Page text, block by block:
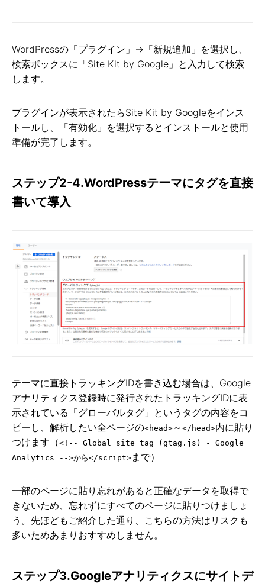
WordPressの「プラグイン」→「新規追加」を選択し、
検索ボックスに「Site Kit by Google」と入力して検索
します。
プラグインが表示されたらSite Kit by Googleをインス
トールし、「有効化」を選択するとインストールと使用
準備が完了します。
ステップ2-4.WordPressテーマにタグを直接
書いて導入
テーマに直接トラッキングIDを書き込む場合は、Google
アナリティクス登録時に発行されたトラッキングIDに表
示されている「グローバルタグ」というタグの内容をコ
ピーし、解析したい全ページの<head> ～ </head>内に貼り
つけます（<!-- Global site tag (gtag.js) - Google
Analytics -->から</script> まで）
一部のページに貼り忘れがあると正確なデータを取得で
きないため、忘れずにすべてのページに貼りつけましょ
う。先ほどもご紹介した通り、こちらの方法はリスクも
多いためあまりおすすめしません。
ステップ3.Googleアナリティクスにサイトデ